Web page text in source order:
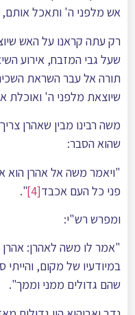
אש מלפני ה' ותאכל אותם,
רק עתה קראנו על האש
שעל גבי המזבח, אירוע
תורה אל עבר השראת
שיוצאת מלפני ה' ואוכלת
משה רבינו מבין שאהרן
שהוא הסבר:
"ויאמר משה אל אהרן
פני כל העם אכבד[4]
".
ומפרש רש"י:
"אמר לו משה לאהרן: אהרן
במיודעיו של מקום, והייתי
שהם גדולים ממני וממך".